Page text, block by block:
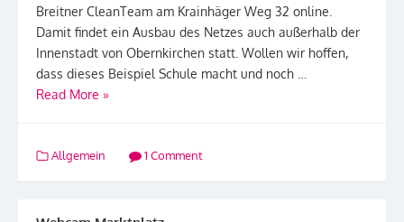
Breitner CleanTeam am Krainhäger Weg 32 online.
Damit findet ein Ausbau des Netzes auch außerhalb der
Innenstadt von Obernkirchen statt. Wollen wir hoffen,
dass dieses Beispiel Schule macht und noch …
Read More »
Allgemein 1 Comment